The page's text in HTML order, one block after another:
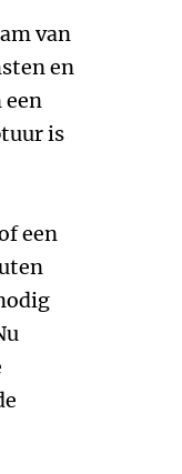
van
en
een
is
een